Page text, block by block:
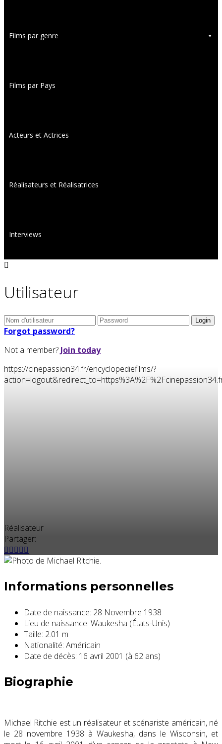
Films par genre
Films par Pays
Acteurs et Actrices
Réalisateurs et Réalisatrices
Interviews
Utilisateur
Forgot password?
Not a member? Join today
https://cinepassion34.fr/encyclopediefilms/?
Réalisateur
Partager:
Informations personnelles
Date de naissance: 28 Novembre 1938
Lieu de naissance: Waukesha (États-Unis)
Taille: 2.01 m
Nationalité: Américain
Date de décès: 16 avril 2001 (à 62 ans)
Biographie
Michael Ritchie est un réalisateur et scénariste américain, né
le 28 novembre 1938 à Waukesha, dans le Wisconsin, et